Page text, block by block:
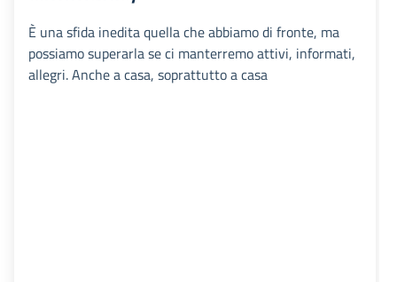
È una sfida inedita quella che abbiamo di fronte, ma
possiamo superarla se ci manterremo attivi, informati,
allegri. Anche a casa, soprattutto a casa